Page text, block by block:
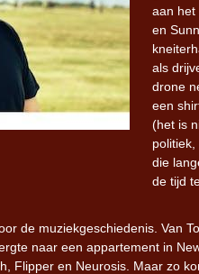
aan het
en
als
drone
een
(het is
die
de tijd
de muziekgeschiedenis. Van
naar een appartement in
Flipper en Neurosis. Maar zo